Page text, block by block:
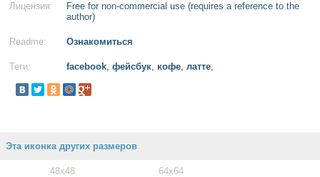
Лицензия:
Free for non-commercial use (requires a reference to the
author)
Readme: Ознакомиться
Теги: facebook, фейсбук, кофе, латте,
Эта иконка других размеров
48x48 64x64